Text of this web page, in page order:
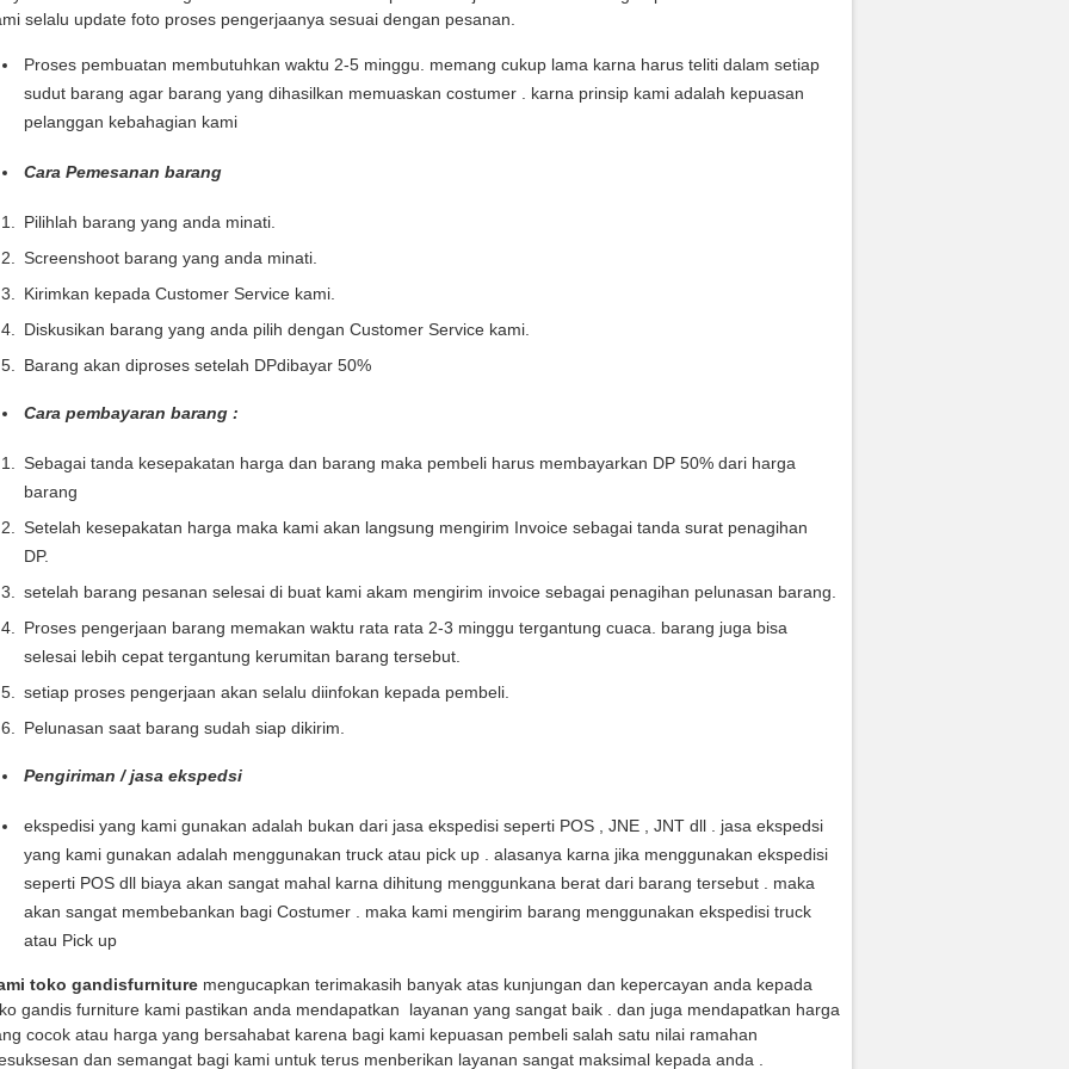
selalu update foto proses pengerjaanya sesuai dengan pesanan.
Proses pembuatan membutuhkan waktu 2-5 minggu. memang cukup lama karna harus teliti dalam setiap
sudut barang agar barang yang dihasilkan memuaskan costumer . karna prinsip kami adalah kepuasan
pelanggan kebahagian kami
Cara Pemesanan barang
Pilihlah barang yang anda minati.
Screenshoot barang yang anda minati.
Kirimkan kepada Customer Service kami.
Diskusikan barang yang anda pilih dengan Customer Service kami.
Barang akan diproses setelah DPdibayar 50%
Cara pembayaran barang :
Sebagai tanda kesepakatan harga dan barang maka pembeli harus membayarkan DP 50% dari harga
barang
Setelah kesepakatan harga maka kami akan langsung mengirim Invoice sebagai tanda surat penagihan
DP.
setelah barang pesanan selesai di buat kami akam mengirim invoice sebagai penagihan pelunasan barang.
Proses pengerjaan barang memakan waktu rata rata 2-3 minggu tergantung cuaca. barang juga bisa
selesai lebih cepat tergantung kerumitan barang tersebut.
setiap proses pengerjaan akan selalu diinfokan kepada pembeli.
Pelunasan saat barang sudah siap dikirim.
Pengiriman / jasa ekspedsi
ekspedisi yang kami gunakan adalah bukan dari jasa ekspedisi seperti POS , JNE , JNT dll . jasa ekspedsi
yang kami gunakan adalah menggunakan truck atau pick up . alasanya karna jika menggunakan ekspedisi
seperti POS dll biaya akan sangat mahal karna dihitung menggunkana berat dari barang tersebut . maka
akan sangat membebankan bagi Costumer . maka kami mengirim barang menggunakan ekspedisi truck
atau Pick up
toko gandisfurnituremengucapkan terimakasih banyak atas kunjungan dan kepercayan anda kepada
gandis furniture kami pastikan anda mendapatkan layanan yang sangat baik . dan juga mendapatkan harga
cocok atau harga yang bersahabat karena bagi kami kepuasan pembeli salah satu nilai ramahan
dan semangat bagi kami untuk terus menberikan layanan sangat maksimal kepada anda .